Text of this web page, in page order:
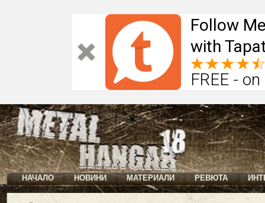
Follow
with
FREE -
НАЧАЛО НОВИНИ МАТЕРИАЛИ РЕВЮТА